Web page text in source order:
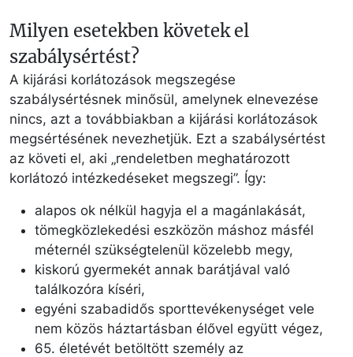
Milyen esetekben követek el
szabálysértést?
A kijárási korlátozások megszegése
szabálysértésnek minősül, amelynek elnevezése
nincs, azt a továbbiakban a kijárási korlátozások
megsértésének nevezhetjük. Ezt a szabálysértést
az követi el, aki „rendeletben meghatározott
korlátozó intézkedéseket megszegi”. Így:
alapos ok nélkül hagyja el a magánlakását,
tömegközlekedési eszközön máshoz másfél
méternél szükségtelenül közelebb megy,
kiskorú gyermekét annak barátjával való
találkozóra kíséri,
egyéni szabadidős sporttevékenységet vele
nem közös háztartásban élővel együtt végez,
65. életévét betöltött személy az